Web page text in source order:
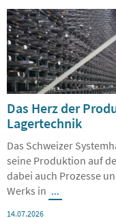
28.07.2026
Das Herz der
Lagertechnik
Das Schweizer
seine Produktion auf
dabei auch Prozesse
Werks in